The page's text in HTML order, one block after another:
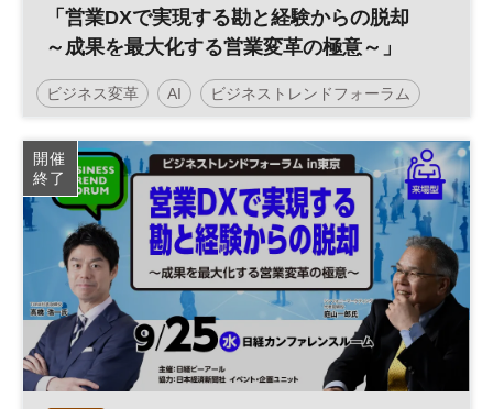
「営業DXで実現する勘と経験からの脱却
～成果を最大化する営業変革の極意～」
ビジネス変革 AI ビジネストレンドフォーラム
営業力 営業戦略 データ活用 働き方改革
営業支援 テクノロジー 生産性向上 営業改革
組織 営業 セールス DX 営業変革
開催
終了